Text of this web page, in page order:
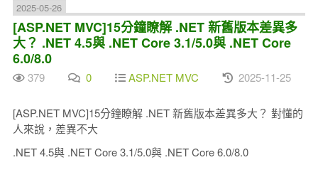
2025-05-26
[ASP.NET MVC]15分鐘瞭解 .NET 新舊版本差異多
大？ .NET 4.5與 .NET Core 3.1/5.0與 .NET Core
6.0/8.0
379 0 ASP.NET MVC 2025-11-25
[ASP.NET MVC]15分鐘瞭解 .NET 新舊版本差異多大？ 對懂的
人來說，差異不大
.NET 4.5與 .NET Core 3.1/5.0與 .NET Core 6.0/8.0